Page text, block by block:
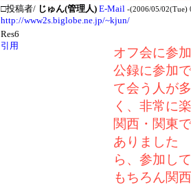
□投稿者/ じゅん(管理人) E-Mail -(2006/05/02(Tue)
http://www2s.biglobe.ne.jp/~kjun/
Res6
引用
オフ会に参
公録に参加
て会う人が多
く、非常に
関西・関東
ありました
ら、参加し
もちろん関